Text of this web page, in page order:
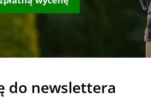
do newslettera